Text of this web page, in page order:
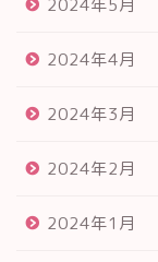
2024年5月
2024年4月
2024年3月
2024年2月
2024年1月